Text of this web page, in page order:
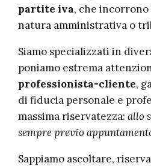
partite iva, che
natura amministrativa o
Siamo specializzati in
poniamo estrema
professionista-cliente,
di fiducia personale e
massima riservatezza: allo
sempre previo
Sappiamo ascoltare,